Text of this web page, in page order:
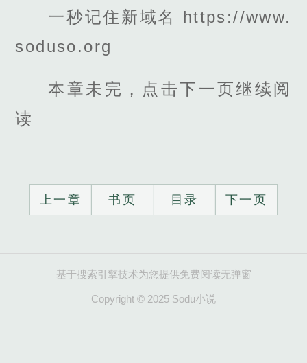
一秒记住新域名 https://www.
soduso.org
本章未完，点击下一页继续阅
读
上一章 书页 目录 下一页
基于搜索引擎技术为您提供免费阅读无弹窗
Copyright © 2025 Sodu小说